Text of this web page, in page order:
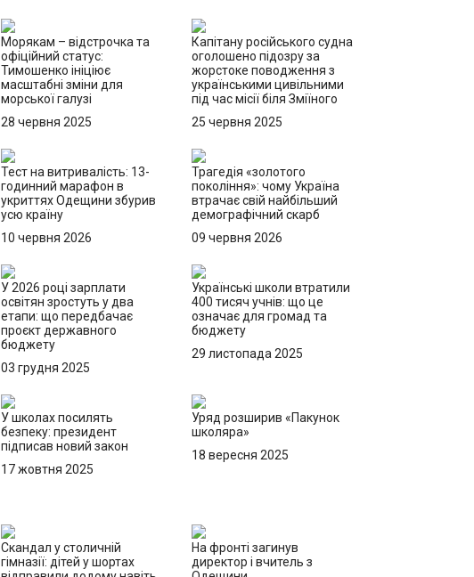
Морякам – відстрочка та
офіційний статус:
Тимошенко ініціює
масштабні зміни для
морської галузі
28 червня 2025
Капітану російського судна
оголошено підозру за
жорстоке поводження з
українськими цивільними
під час місії біля Зміїного
25 червня 2025
Тест на витривалість: 13-
годинний марафон в
укриттях Одещини збурив
усю країну
10 червня 2026
Трагедія «золотого
покоління»: чому Україна
втрачає свій найбільший
демографічний скарб
09 червня 2026
У 2026 році зарплати
освітян зростуть у два
етапи: що передбачає
проєкт державного
бюджету
03 грудня 2025
Українські школи втратили
400 тисяч учнів: що це
означає для громад та
бюджету
29 листопада 2025
У школах посилять
безпеку: президент
підписав новий закон
17 жовтня 2025
Уряд розширив «Пакунок
школяра»
18 вересня 2025
Скандал у столичній
гімназії: дітей у шортах
На фронті загинув
директор і вчитель з